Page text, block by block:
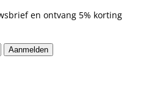
en ontvang 5% korting